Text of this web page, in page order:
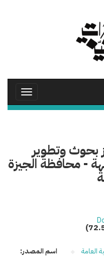
Toggle
بحوث وتطوير
- محافظة الجيزة
العامة
اسم المصدر: